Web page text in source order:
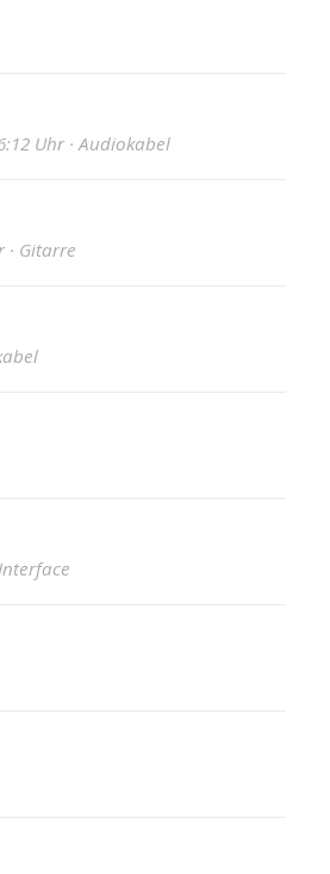
Uhr · Audiokabel
· Gitarre